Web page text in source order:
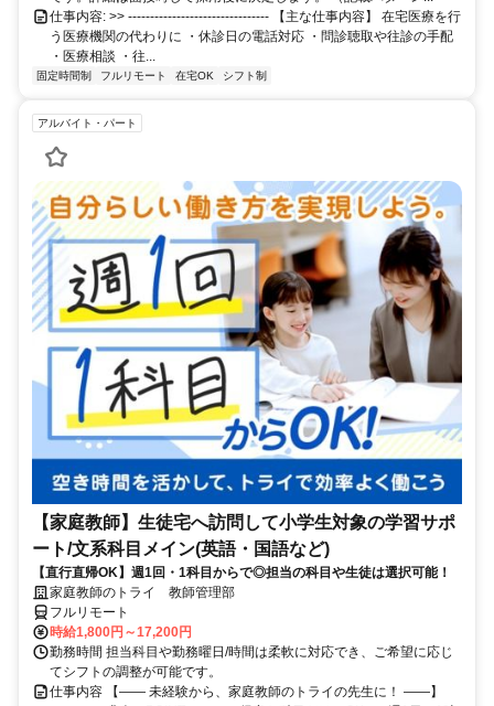
仕事内容: >> -------------------------------- 【主な仕事内容】 在宅医療を行
う医療機関の代わりに ・休診日の電話対応 ・問診聴取や往診の手配
・医療相談 ・往...
固定時間制 フルリモート 在宅OK シフト制
アルバイト・パート
【家庭教師】生徒宅へ訪問して小学生対象の学習サポ
ート/文系科目メイン(英語・国語など)
【直行直帰OK】週1回・1科目からで◎担当の科目や生徒は選択可能！
家庭教師のトライ 教師管理部
フルリモート
時給1,800円～17,200円
勤務時間 担当科目や勤務曜日/時間は柔軟に対応でき、ご希望に応じ
てシフトの調整が可能です。
仕事内容 【―― 未経験から、家庭教師のトライの先生に！ ――】